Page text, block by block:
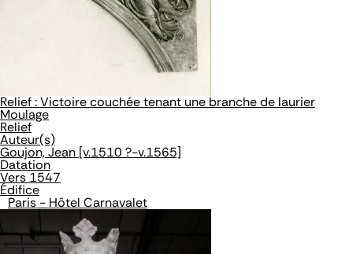
Relief : Victoire couchée tenant une branche de laurier
Moulage
Relief
Auteur(s)
Goujon, Jean [v.1510 ?-v.1565]
Datation
Vers 1547
Édifice
Paris - Hôtel Carnavalet